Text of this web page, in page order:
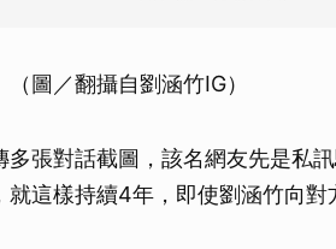
圖／翻攝自劉涵竹IG）
多張對話截圖，該名網友先是私
就這樣持續4年，即使劉涵竹向